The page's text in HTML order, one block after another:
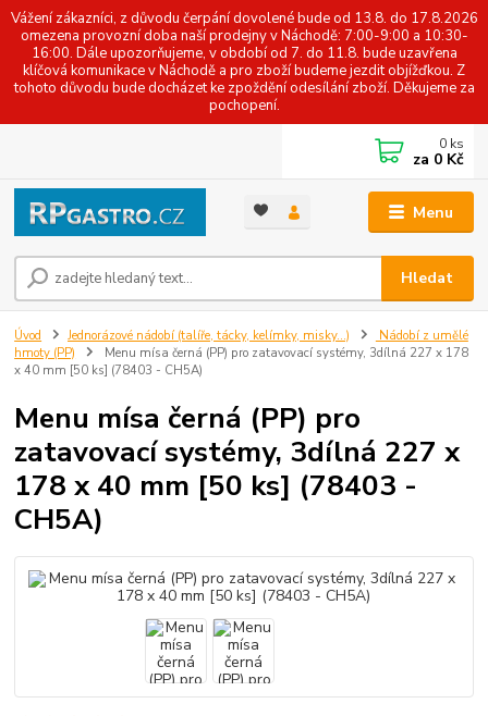
Vážení zákazníci, z důvodu čerpání dovolené bude od 13.8. do 17.8.2026
omezena provozní doba naší prodejny v Náchodě: 7:00-9:00 a 10:30-
16:00. Dále upozorňujeme, v období od 7. do 11.8. bude uzavřena
klíčová komunikace v Náchodě a pro zboží budeme jezdit objížďkou. Z
tohoto důvodu bude docházet ke zpoždění odesílání zboží. Děkujeme za
pochopení.
Menu
Hledat
0 ks
za 0 Kč
Úvod Jednorázové nádobí (talíře, tácky, kelímky, misky...)
Nádobí z umělé
hmoty (PP)
Menu mísa černá (PP) pro zatavovací systémy, 3dílná 227 x 178
x 40 mm [50 ks] (78403 - CH5A)
Menu mísa černá (PP) pro
zatavovací systémy, 3dílná 227 x
178 x 40 mm [50 ks] (78403 -
CH5A)